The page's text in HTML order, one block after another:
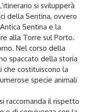
si svilupperà
della Sentina, ovvero
Sentina e la
alla Torre sul Porto.
Nel corso della
spaccato della storia
che costituiscono la
specie animali
raccomanda il rispetto